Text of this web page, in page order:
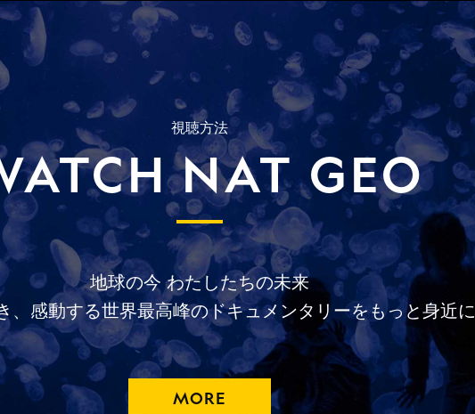
視聴方法
NAT GEO
地球の今わたしたちの未来
、 感動する世界最高峰のドキュメンタリーをもっと身近に
MORE